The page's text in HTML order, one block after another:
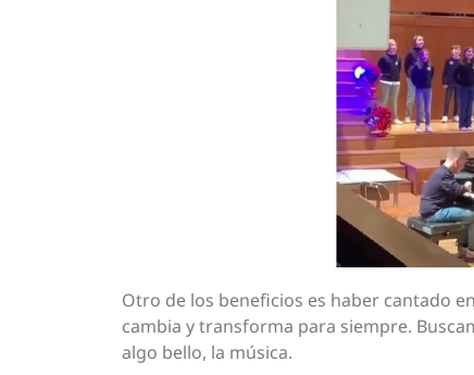
Otro de los beneficios es haber cantado
cambia y transforma para siempre.
algo bello, la música.